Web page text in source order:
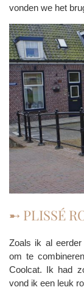
vonden we het
➸ PLISSÉ
Zoals ik al
om te
Coolcat. Ik had
vond ik een leuk